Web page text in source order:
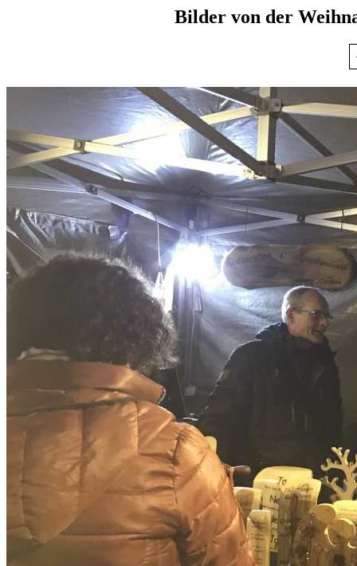
Bilder von der